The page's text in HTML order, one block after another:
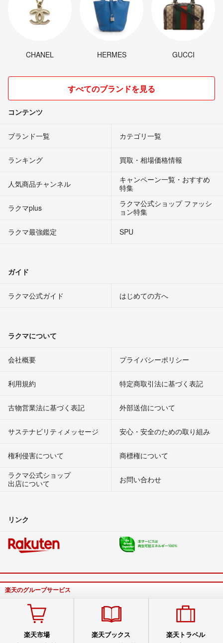
CHANEL HERMES GUCCI
すべてのブランドを見る
コンテンツ
ブランド一覧 カテゴリ一覧
ランキング 買取・相場価格情報
人気商品チャンネル
キャンペーン一覧・おすすめ
特集
ラクマplus
ラクマ公式ショップ ファッシ
ョン特集
ラクマ最強鑑定
SPU
ガイド
ラクマ公式ガイド はじめての方へ
ラクマについて
会社概要 プライバシーポリシー
利用規約 特定商取引法に基づく表記
古物営業法に基づく表記 外部送信について
サステナビリティメッセージ 安心・安全のための取り組み
権利侵害について
商標権について
ラクマ公式ショップ
出店について
お問い合わせ
リンク
楽天のグループサービス
楽天市場 楽天ブックス 楽天トラベル